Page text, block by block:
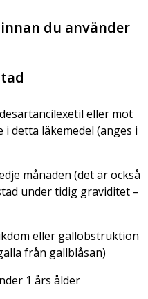
du använder
eller mot
detta läkemedel (anges i
månaden (det är också
under tidig graviditet –
eller gallobstruktion
från gallblåsan)
1 års ålder